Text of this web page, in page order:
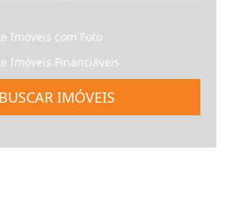
Imóveis com Foto
Imóveis Financiáveis
BUSCAR IMÓVEIS